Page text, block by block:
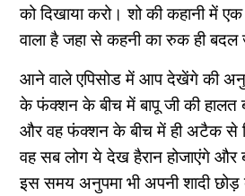
को दिखाया करो। शो की कहानी में
वाला है जहा से कहनी का रुक ही बदल
आने वाले एपिसोड में आप देखेंगे की
के फंक्शन के बीच में बापू जी की हालत
और वह फंक्शन के बीच में ही अटैक से
वह सब लोग ये देख हैरान होजाएंगे और
इस समय अनुपमा भी अपनी शादी